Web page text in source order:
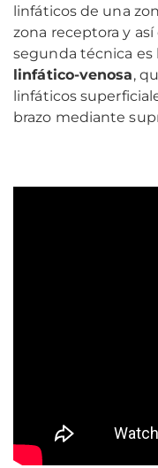
linfáticos de una
zona receptora y
segunda técnica es
linfático-venosa,
linfáticos
brazo mediante